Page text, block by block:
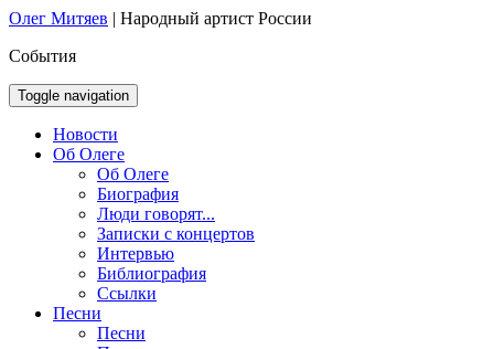
Олег Митяев | Народный артист России
События
Toggle navigation
Новости
Об Олеге
Об Олеге
Биография
Люди говорят...
Записки с концертов
Интервью
Библиография
Ссылки
Песни
Песни